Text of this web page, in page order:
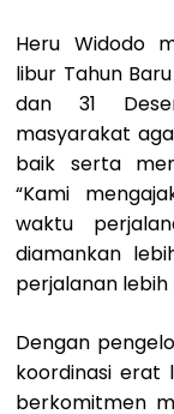
Heru Widodo
libur Tahun
dan 31
masyarakat
baik serta
“Kami
waktu
diamankan
perjalanan
Dengan
koordinasi erat
berkomitmen